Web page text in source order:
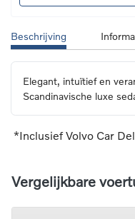
Beschrijving
Elegant, intuïtief en
Scandinavische luxe
*Inclusief Volvo Car
Vergelijkbare